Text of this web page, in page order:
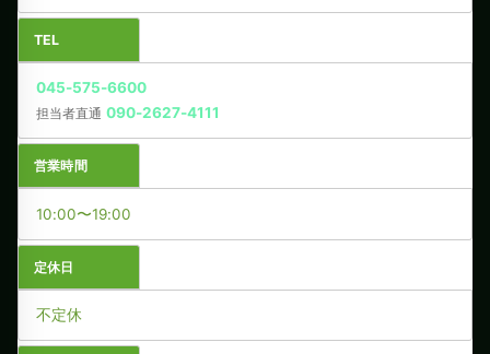
TEL
045-575-6600
担当者直通 090-2627-4111
営業時間
10:00〜19:00
定休日
不定休